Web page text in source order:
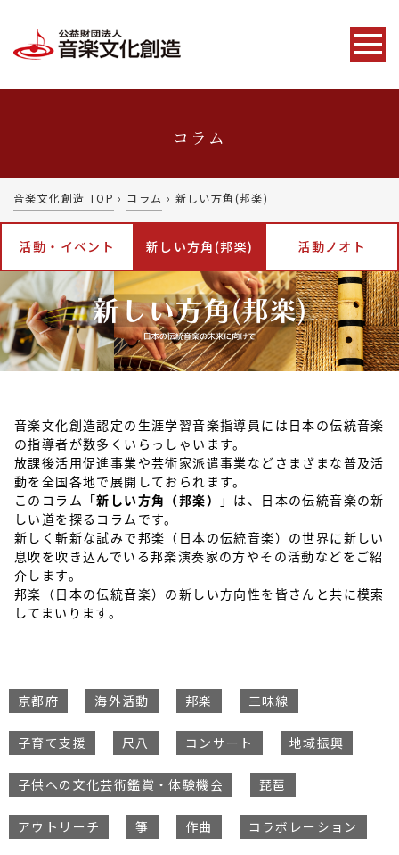
コラム
音楽文化創造 TOP › コラム › 新しい方角(邦楽)
活動・イベント 新しい方角(邦楽) 活動ノオト
音楽文化創造認定の生涯学習音楽指導員には日本の伝統音楽
の指導者が数多くいらっしゃいます。
放課後活用促進事業や芸術家派遣事業などさまざまな普及活
動を全国各地で展開しておられます。
このコラム「新しい方角（邦楽）
」は、日本の伝統音楽の新
しい道を探るコラムです。
新しく斬新な試みで邦楽（日本の伝統音楽）の世界に新しい
息吹を吹き込んでいる邦楽演奏家の方やその活動などをご紹
介します。
邦楽（日本の伝統音楽）の新しい方向性を皆さんと共に模索
してまいります。
京都府 海外活動 邦楽 三味線
子育て支援 尺八 コンサート 地域振興
子供への文化芸術鑑賞・体験機会 琵琶
アウトリーチ 箏 作曲 コラボレーション